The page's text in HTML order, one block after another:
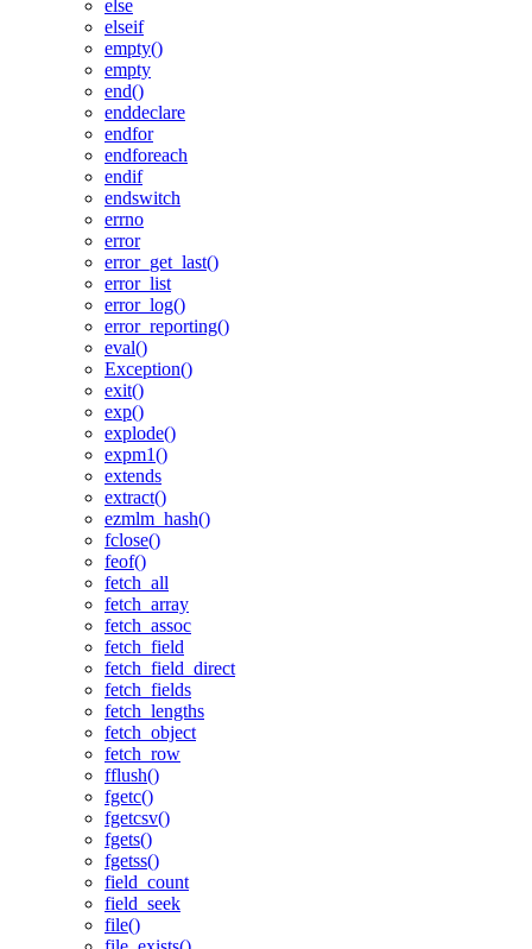
else
elseif
empty()
empty
end()
enddeclare
endfor
endforeach
endif
endswitch
errno
error
error_get_last()
error_list
error_log()
error_reporting()
eval()
Exception()
exit()
exp()
explode()
expm1()
extends
extract()
ezmlm_hash()
fclose()
feof()
fetch_all
fetch_array
fetch_assoc
fetch_field
fetch_field_direct
fetch_fields
fetch_lengths
fetch_object
fetch_row
fflush()
fgetc()
fgetcsv()
fgets()
fgetss()
field_count
field_seek
file()